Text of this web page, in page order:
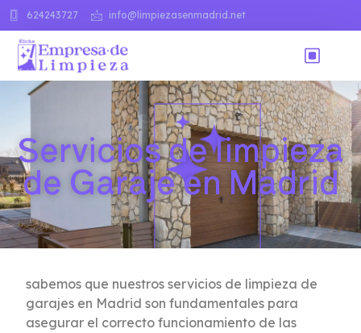
624243727 info@limpiezasenmadrid.net
Servicios de limpieza
de Garaje en Madrid
sabemos que nuestros servicios de limpieza de
garajes en Madrid son fundamentales para
asegurar el correcto funcionamiento de las